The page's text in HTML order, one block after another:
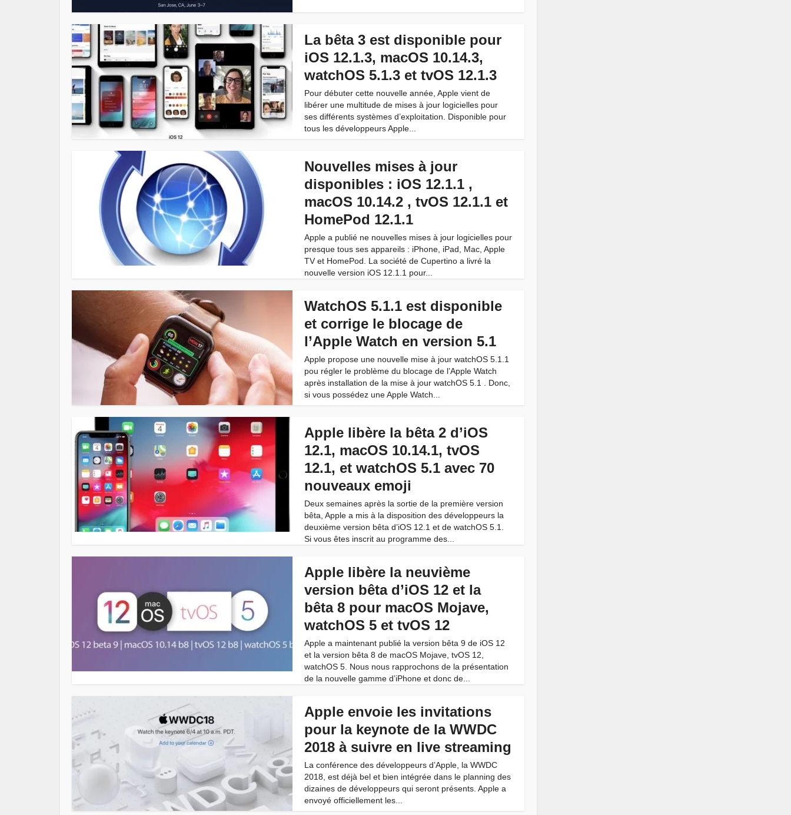
La bêta 3 est disponible pour
iOS 12.1.3, macOS 10.14.3,
watchOS 5.1.3 et tvOS 12.1.3
Pour débuter cette nouvelle année, Apple vient de
libérer une multitude de mises à jour logicielles pour
ses différents systèmes d’exploitation. Disponible pour
tous les développeurs Apple...
Nouvelles mises à jour
disponibles : iOS 12.1.1 ,
macOS 10.14.2 , tvOS 12.1.1 et
HomePod 12.1.1
Apple a publié ne nouvelles mises à jour logicielles pour
presque tous ses appareils : iPhone, iPad, Mac, Apple
TV et HomePod. La société de Cupertino a livré la
nouvelle version iOS 12.1.1 pour...
WatchOS 5.1.1 est disponible
et corrige le blocage de
l’Apple Watch en version 5.1
Apple propose une nouvelle mise à jour watchOS 5.1.1
pou régler le problème du blocage de l’Apple Watch
après installation de la mise à jour watchOS 5.1 . Donc,
si vous possédez une Apple Watch...
Apple libère la bêta 2 d’iOS
12.1, macOS 10.14.1, tvOS
12.1, et watchOS 5.1 avec 70
nouveaux emoji
Deux semaines après la sortie de la première version
bêta, Apple a mis à la disposition des développeurs la
deuxième version bêta d’iOS 12.1 et de watchOS 5.1.
Si vous êtes inscrit au programme des...
Apple libère la neuvième
version bêta d’iOS 12 et la
bêta 8 pour macOS Mojave,
watchOS 5 et tvOS 12
Apple a maintenant publié la version bêta 9 de iOS 12
et la version bêta 8 de macOS Mojave, tvOS 12,
watchOS 5. Nous nous rapprochons de la présentation
de la nouvelle gamme d’iPhone et donc de...
Apple envoie les invitations
pour la keynote de la WWDC
2018 à suivre en live streaming
La conférence des développeurs d’Apple, la WWDC
2018, est déjà bel et bien intégrée dans le planning des
dizaines de développeurs qui seront présents. Apple a
envoyé officiellement les...